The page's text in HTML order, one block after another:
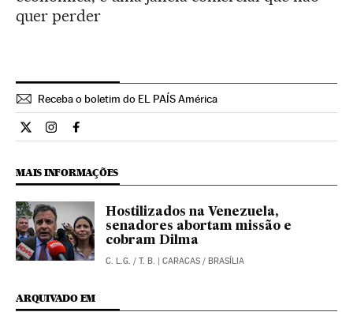
quer perder
Receba o boletim do EL PAÍS América
Internacional El País Brasil en Twitter
Internacional El País Brasil en Instagram
Internacional El País Brasil en Facebook
MAIS INFORMAÇÕES
Hostilizados na Venezuela,
senadores abortam missão e
cobram Dilma
C. L.G. / T. B. | CARACAS / BRASÍLIA
ARQUIVADO EM